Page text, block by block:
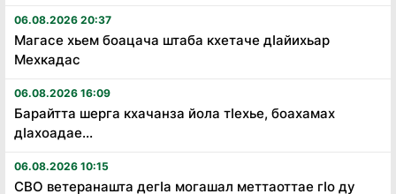
06.08.2026 20:37
Магасе хьем боацача штаба кхетаче дӏайихьар
Мехкадас
06.08.2026 16:09
Барайтта шерга кхачанза йола тӏехье, боахамах
дӏахоадае...
06.08.2026 10:15
СВО ветеранашта дегӏа могашал меттаоттае гӏо ду